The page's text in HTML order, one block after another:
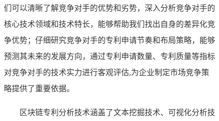
们可以清晰了解竞争对手的优势和劣势，深入分析竞争对手的
核心技术领域和技术特长，能够帮助我们找出自身的差异化竞
争优势；仔细研究竞争对手的专利申请节奏和布局策略，能够
预测其未来的发展方向，通过专利申请数量、专利质量等指标
对竞争对手的技术实力进行客观评估,为企业制定市场竞争策
略提供了重要依据。
区块链专利分析技术涵盖了文本挖掘技术、可视化分析技